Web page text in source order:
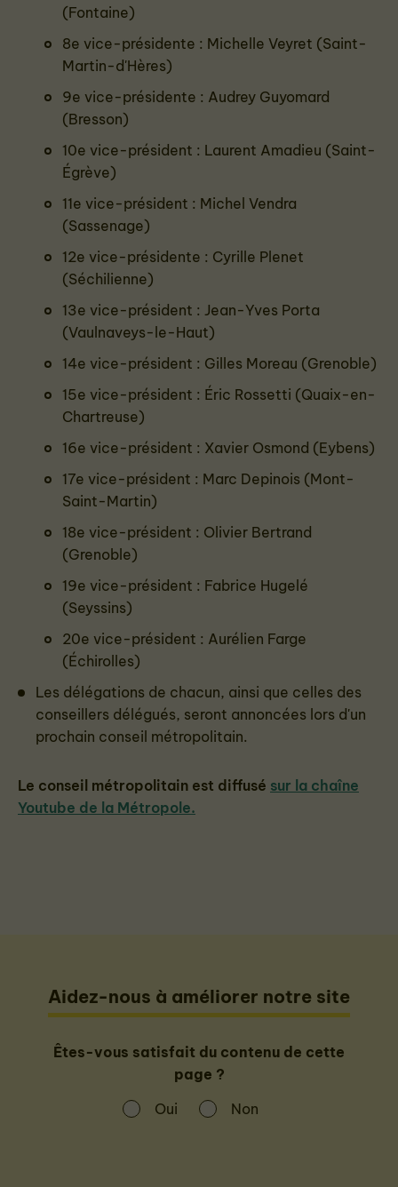
(Fontaine)
8e vice-présidente : Michelle Veyret (Saint-
Martin-d'Hères)
9e vice-présidente : Audrey Guyomard
(Bresson)
10e vice-président : Laurent Amadieu (Saint-
Égrève)
11e vice-président : Michel Vendra
(Sassenage)
12e vice-présidente : Cyrille Plenet
(Séchilienne)
13e vice-président : Jean-Yves Porta
(Vaulnaveys-le-Haut)
14e vice-président : Gilles Moreau (Grenoble)
15e vice-président : Éric Rossetti (Quaix-en-
Chartreuse)
16e vice-président : Xavier Osmond (Eybens)
17e vice-président : Marc Depinois (Mont-
Saint-Martin)
18e vice-président : Olivier Bertrand
(Grenoble)
19e vice-président : Fabrice Hugelé
(Seyssins)
20e vice-président : Aurélien Farge
(Échirolles)
Les délégations de chacun, ainsi que celles des
conseillers délégués, seront annoncées lors d'un
prochain conseil métropolitain.
Le conseil métropolitain est diffusé sur la chaîne
Youtube de la Métropole.
Aidez-nous à améliorer notre site
Êtes-vous satisfait du contenu de cette
page ?
Oui
Non